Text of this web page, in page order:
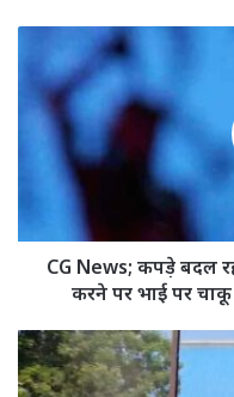
कपड़े
बदल
VIDEO!
विरोध
भाई
पर
चाकू
CG News; कपड़े बदल
करने पर भाई पर
CG
News:
अफीम